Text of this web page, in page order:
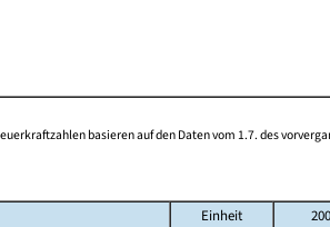
basieren auf den Daten vom 1.7. des
Einheit